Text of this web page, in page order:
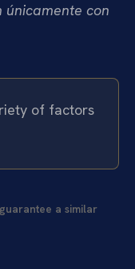
con
of factors
a similar